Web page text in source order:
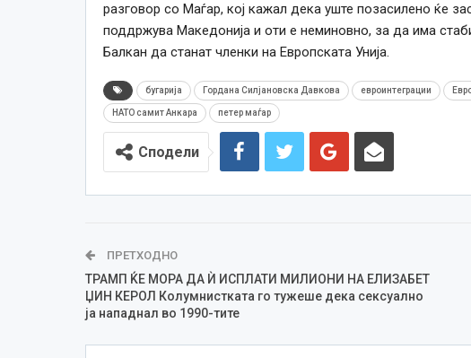
разговор со Маѓар, кој кажал дека уште позасилено ќе
поддржува Македонија и оти е неминовно, за да има
Балкан да станат членки на Европската Унија.
бугарија Гордана Силјановска Давкова евроинтеграции
НАТО самит Анкара петер маѓар
Сподели
ПРЕТХОДНО
ТРАМП ЌЕ МОРА ДА Ѝ ИСПЛАТИ МИЛИОНИ НА ЕЛИЗАБЕТ
ЏИН КЕРОЛ Колумнистката го тужеше дека сексуално
ја нападнал во 1990-тите